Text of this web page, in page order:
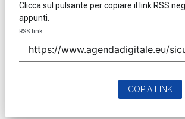
Clicca sul pulsante per copiare il link RSS
appunti.
RSS link
COPIA LINK